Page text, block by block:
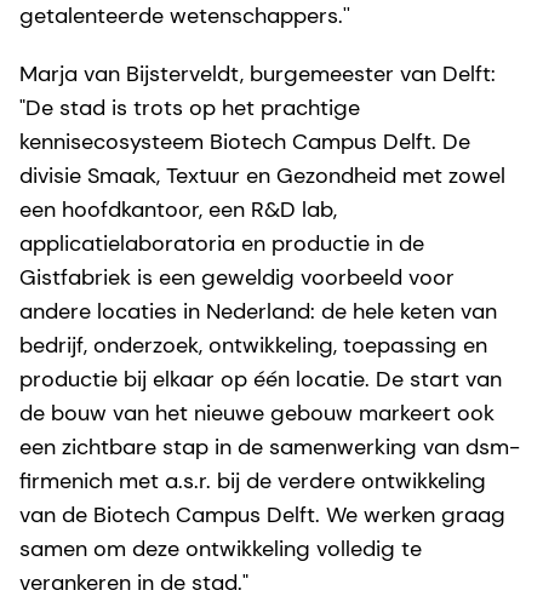
getalenteerde wetenschappers.''
Marja van Bijsterveldt, burgemeester van Delft:
"De stad is trots op het prachtige
kennisecosysteem Biotech Campus Delft. De
divisie Smaak, Textuur en Gezondheid met zowel
een hoofdkantoor, een R&D lab,
applicatielaboratoria en productie in de
Gistfabriek is een geweldig voorbeeld voor
andere locaties in Nederland: de hele keten van
bedrijf, onderzoek, ontwikkeling, toepassing en
productie bij elkaar op één locatie. De start van
de bouw van het nieuwe gebouw markeert ook
een zichtbare stap in de samenwerking van dsm-
firmenich met a.s.r. bij de verdere ontwikkeling
van de Biotech Campus Delft. We werken graag
samen om deze ontwikkeling volledig te
verankeren in de stad."